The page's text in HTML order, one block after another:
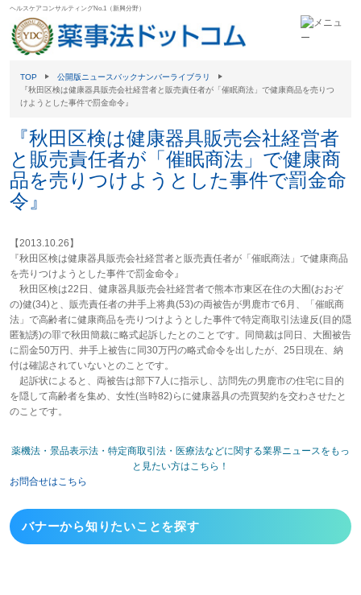
ヘルスケアコンサルティングNo.1（新興分野）
TOP
公開版ニュースバックナンバーライブラリ
『秋田区検は健康器具販売会社経営者と販売責任者が「催眠商法」で健康商品を売りつ
けようとした事件で罰金命令』
『秋田区検は健康器具販売会社経営者
と販売責任者が「催眠商法」で健康商
品を売りつけようとした事件で罰金命
令』
【2013.10.26】
『秋田区検は健康器具販売会社経営者と販売責任者が「催眠商法」で健康商品
を売りつけようとした事件で罰金命令』
秋田区検は22日、健康器具販売会社経営者で熊本市東区在住の大囿(おおぞ
の)健(34)と、販売責任者の井手上将典(53)の両被告が男鹿市で6月、「催眠商
法」で高齢者に健康商品を売りつけようとした事件で特定商取引法違反(目的隠
匿勧誘)の罪で秋田簡裁に略式起訴したとのことです。同簡裁は同日、大囿被告
に罰金50万円、井手上被告に同30万円の略式命令を出したが、25日現在、納
付は確認されていないとのことです。
起訴状によると、両被告は部下7人に指示し、訪問先の男鹿市の住宅に目的
を隠して高齢者を集め、女性(当時82)らに健康器具の売買契約を交わさせたと
のことです。
薬機法・景品表示法・特定商取引法・医療法などに関する業界ニュースをもっ
と見たい方はこちら！
お問合せはこちら
バナーから知りたいことを探す